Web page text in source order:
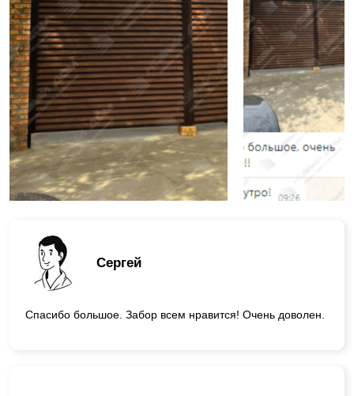
Сергей
Спасибо большое. Забор всем нравится! Очень доволен.